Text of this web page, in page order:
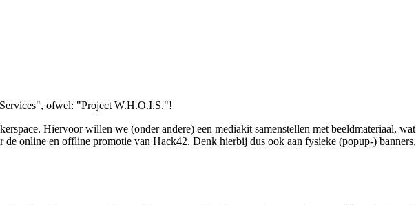
ofwel: "Project W.H.O.I.S."!
Hiervoor willen we (onder andere) een mediakit samenstellen met beeldmateriaal,
online en offline promotie van Hack42. Denk hierbij dus ook aan fysieke (popup-) banners,